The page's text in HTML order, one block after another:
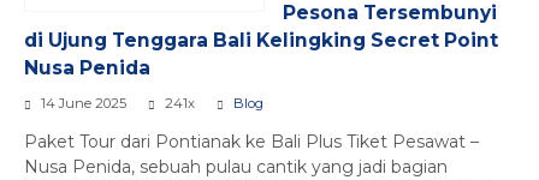
Pesona Tersembunyi
di Ujung Tenggara Bali Kelingking Secret Point
Nusa Penida
14 June 2025 241x Blog
Paket Tour dari Pontianak ke Bali Plus Tiket Pesawat –
Nusa Penida, sebuah pulau cantik yang jadi bagian